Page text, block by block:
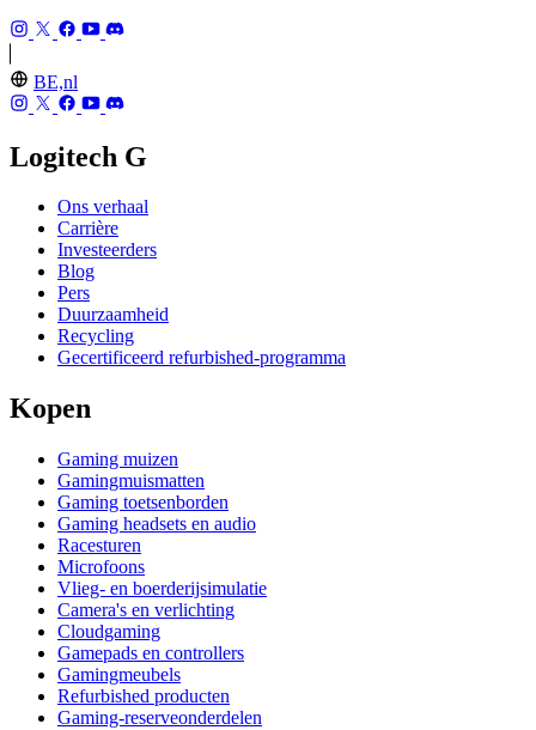
BE,nl
Logitech G
Ons verhaal
Carrière
Investeerders
Blog
Pers
Duurzaamheid
Recycling
Gecertificeerd refurbished-programma
Kopen
Gaming muizen
Gamingmuismatten
Gaming toetsenborden
Gaming headsets en audio
Racesturen
Microfoons
Vlieg- en boerderijsimulatie
Camera's en verlichting
Cloudgaming
Gamepads en controllers
Gamingmeubels
Refurbished producten
Gaming-reserveonderdelen